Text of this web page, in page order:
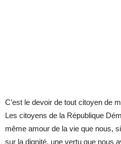
C’est le devoir de tout citoyen de
Les citoyens de la République
même amour de la vie que nous,
sur la dignité, une vertu que nous